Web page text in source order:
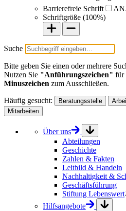
Barrierefreie Schrift
AN
Schriftgröße (100%)
Suche
Bitte geben Sie einen oder mehrere
Nutzen Sie "Anführungszeichen" für
Minuszeichen zum Ausschließen.
Häufig gesucht: Beratungsstelle
Mitarbeiten
Über uns
Abteilungen
Geschichte
Zahlen & Fakten
Leitbild & Handeln
Nachhaltigkeit &
Geschäftsführung
Stiftung Lebenswert
Hilfsangebote